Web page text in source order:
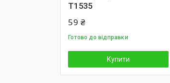
T1535
59 ₴
Готово до відправки
Купити